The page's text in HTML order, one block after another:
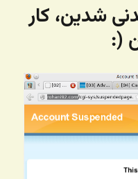
شدین، کار
(: